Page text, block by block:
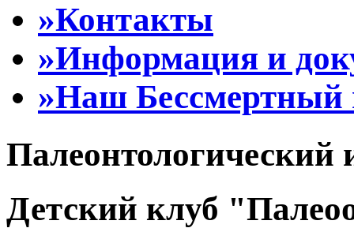
»Контакты
»Информация и
»Наш Бессмертный
Палеонтологический
Детский клуб